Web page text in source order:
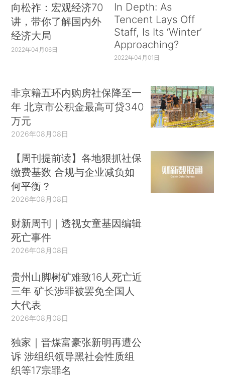
向松祚：宏观经济70
讲，带你了解国内外
经济大局
2022年04月06日
In Depth: As
Tencent Lays Off
Staff, Is Its ‘Winter’
Approaching?
2022年04月01日
非京籍五环内购房社保降至一
年 北京市公积金最高可贷340
万元
2026年08月08日
【周刊提前读】各地狠抓社保
缴费基数 合规与企业减负如
何平衡？
2026年08月08日
财新周刊｜透视女童基因编辑
死亡事件
2026年08月08日
贵州山脚树矿难致16人死亡近
三年 矿长涉罪被罢免全国人
大代表
2026年08月08日
独家｜晋煤富豪张新明再遭公
诉 涉组织领导黑社会性质组
织等17宗罪名